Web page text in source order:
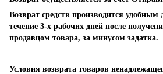
Возврат средств производится удобным
течение 3-х рабочих дней после
продавцом товара, за минусом задатка.
Условия возврата товаров